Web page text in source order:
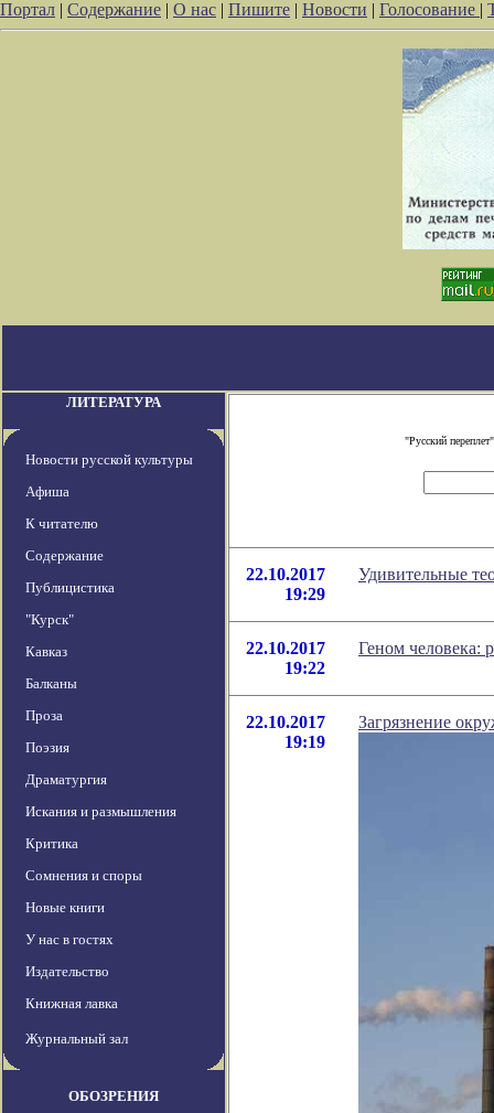
Портал | Содержание | О нас | Пишите | Новости | Голосование |
ЛИТЕРАТУРА
Новости русской культуры
Афиша
К читателю
Содержание
Публицистика
"Курск"
Кавказ
Балканы
Проза
Поэзия
Драматургия
Искания и размышления
Критика
Сомнения и споры
Новые книги
У нас в гостях
Издательство
Книжная лавка
Журнальный зал
ОБОЗРЕНИЯ
"Русский
22.10.2017
19:29
Удивительные
22.10.2017
19:22
Геном человека:
22.10.2017
19:19
Загрязнение